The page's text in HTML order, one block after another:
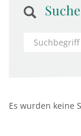
Suche
Es wurden keine